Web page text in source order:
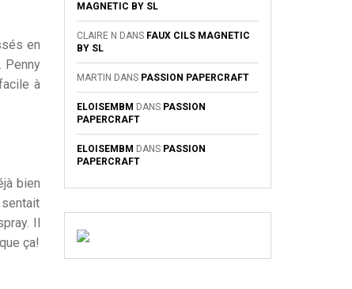
en
Penny
à
bien
Il
ça!
MAGNETIC BY SL
CLAIRE N DANS FAUX CILS MAGNETIC
BY SL
MARTIN DANS PASSION PAPERCRAFT
ELOISEMBM DANS PASSION
PAPERCRAFT
ELOISEMBM DANS PASSION
PAPERCRAFT